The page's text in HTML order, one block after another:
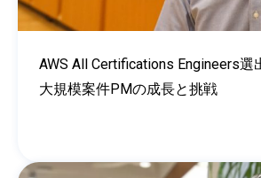
AWS All Certifications Engineers
大規模案件PMの成長と挑戦